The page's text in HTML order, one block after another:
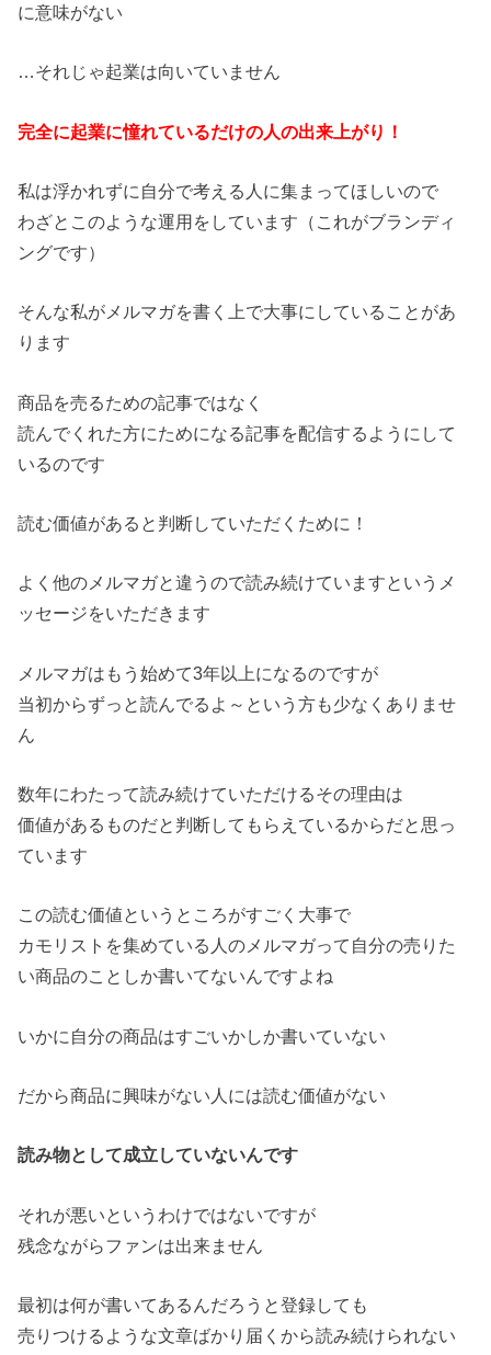
に意味がない
…それじゃ起業は向いていません
完全に起業に憧れているだけの人の出来上がり！
私は浮かれずに自分で考える人に集まってほしいので
わざとこのような運用をしています（これがブランディ
ングです）
そんな私がメルマガを書く上で大事にしていることがあ
ります
商品を売るための記事ではなく
読んでくれた方にためになる記事を配信するようにして
いるのです
読む価値があると判断していただくために！
よく他のメルマガと違うので読み続けていますというメ
ッセージをいただきます
メルマガはもう始めて3年以上になるのですが
当初からずっと読んでるよ～という方も少なくありませ
ん
数年にわたって読み続けていただけるその理由は
価値があるものだと判断してもらえているからだと思っ
ています
この読む価値というところがすごく大事で
カモリストを集めている人のメルマガって自分の売りた
い商品のことしか書いてないんですよね
いかに自分の商品はすごいかしか書いていない
だから商品に興味がない人には読む価値がない
読み物として成立していないんです
それが悪いというわけではないですが
残念ながらファンは出来ません
最初は何が書いてあるんだろうと登録しても
売りつけるような文章ばかり届くから読み続けられない